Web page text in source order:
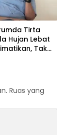
Tirta
Hujan Lebat
Tak
Ruas yang